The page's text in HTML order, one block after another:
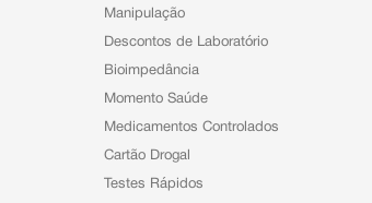
Manipulação
Descontos de Laboratório
Bioimpedância
Momento Saúde
Medicamentos Controlados
Cartão Drogal
Testes Rápidos